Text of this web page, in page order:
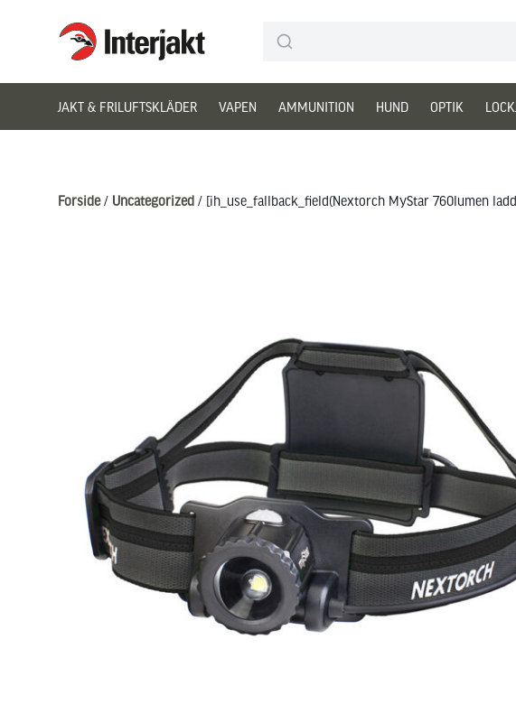
Interjakt DK
JAKT & FRILUFTSKLÄDER VAPEN AMMUNITION HUND OPTIK
Forside/ Uncategorized / [ih_use_fallback_field(Nextorch MyStar 760lumen